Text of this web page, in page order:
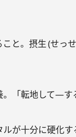
と。摂生 (せっ
「転地して―す
が十分に硬化